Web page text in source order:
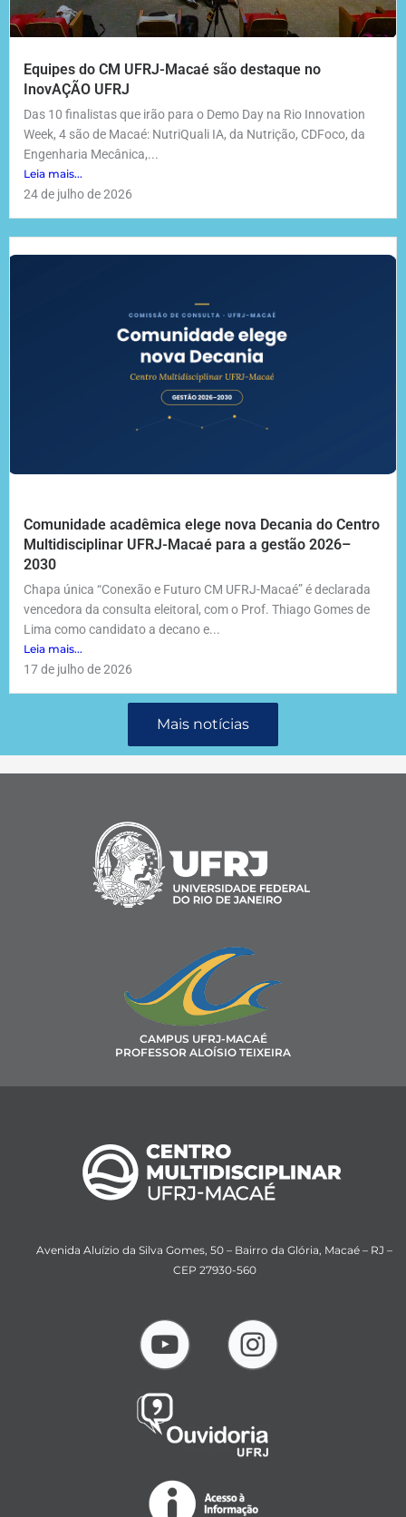
Equipes do CM UFRJ-Macaé são destaque no
InovAÇÃO UFRJ
Das 10 finalistas que irão para o Demo Day na Rio Innovation
Week, 4 são de Macaé: NutriQuali IA, da Nutrição, CDFoco, da
Engenharia Mecânica,...
Leia mais...
24 de julho de 2026
Comunidade acadêmica elege nova Decania do Centro
Multidisciplinar UFRJ-Macaé para a gestão 2026–
2030
Chapa única “Conexão e Futuro CM UFRJ-Macaé” é declarada
vencedora da consulta eleitoral, com o Prof. Thiago Gomes de
Lima como candidato a decano e...
Leia mais...
17 de julho de 2026
Mais notícias
CAMPUS UFRJ-MACAÉ
PROFESSOR ALOÍSIO TEIXEIRA
Avenida Aluízio da Silva Gomes, 50 – Bairro da Glória, Macaé – RJ –
CEP 27930-560